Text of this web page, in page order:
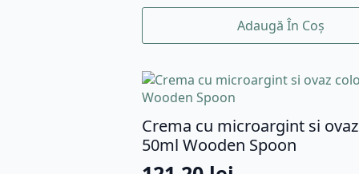
Adaugă În Coș
Crema cu microargint si
50ml Wooden Spoon